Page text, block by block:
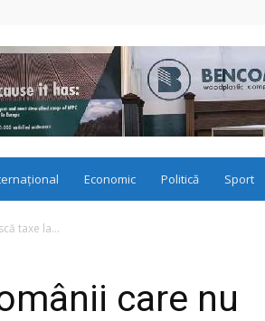
Economic Politică Sport
taxe la...
care nu